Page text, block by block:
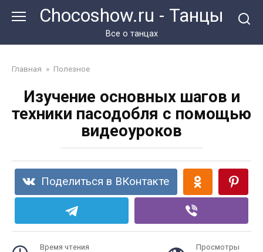
Chocoshow.ru - Танцы
Все о танцах
Главная » Полезное
Изучение основных шагов и
техники пасодобля с помощью
видеоуроков
Поделиться в ВКонтакте
Время чтения Просмотры